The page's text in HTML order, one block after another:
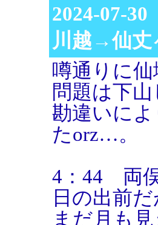
2024-07-
川越→仙
噂通りに
問題は下
勘違いに
たorz…。
4：44 両
日の出前
まだ月も